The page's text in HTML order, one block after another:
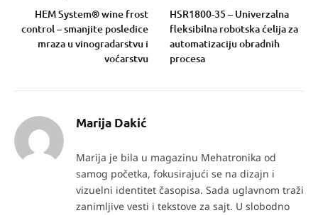
HEM System® wine frost
control – smanjite posledice
mraza u vinogradarstvu i
voćarstvu
HSR1800-35 – Univerzalna
fleksibilna robotska ćelija za
automatizaciju obradnih
procesa
Marija Dakić
Marija je bila u magazinu Mehatronika od
samog početka, fokusirajući se na dizajn i
vizuelni identitet časopisa. Sada uglavnom traži
zanimljive vesti i tekstove za sajt. U slobodno